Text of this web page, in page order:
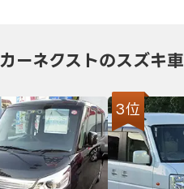
カーネクストのスズキ車
3位